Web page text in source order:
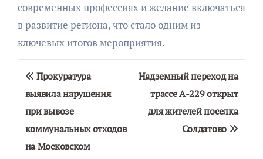
современных профессиях и желание включаться
в развитие региона, что стало одним из
ключевых итогов мероприятия.
Навигация
по
записям
Прокуратура
выявила нарушения
при вывозе
коммунальных отходов
на Московском
Надземный переход на
трассе А-229 открыт
для жителей поселка
Солдатово